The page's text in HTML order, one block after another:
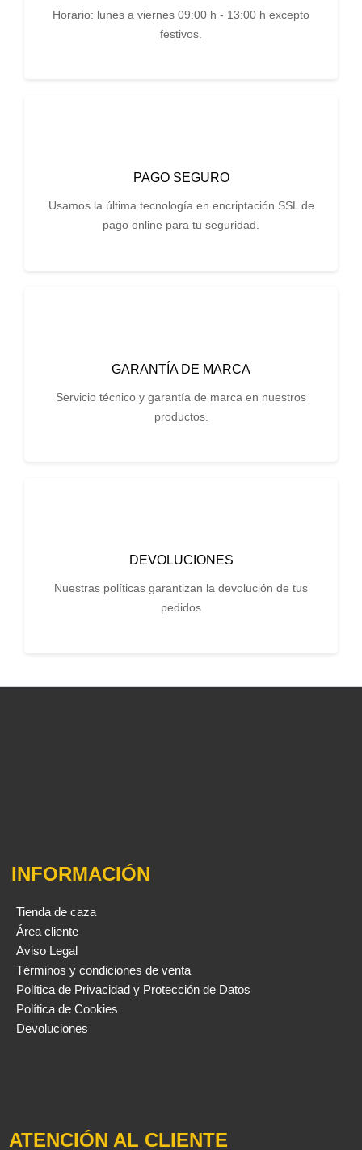
Horario: lunes a viernes 09:00 h - 13:00 h excepto
festivos.
PAGO SEGURO
Usamos la última tecnología en encriptación SSL de
pago online para tu seguridad.
GARANTÍA DE MARCA
Servicio técnico y garantía de marca en nuestros
productos.
DEVOLUCIONES
Nuestras políticas garantizan la devolución de tus
pedidos
INFORMACIÓN
Tienda de caza
Área cliente
Aviso Legal
Términos y condiciones de venta
Política de Privacidad y Protección de Datos
Política de Cookies
Devoluciones
ATENCIÓN AL CLIENTE